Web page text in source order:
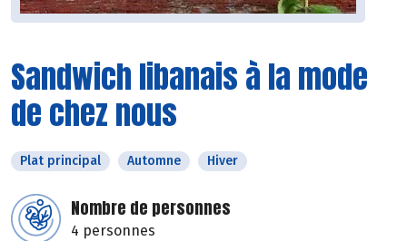
Sandwich libanais à la mode
de chez nous
Plat principal Automne Hiver
Nombre de personnes
4 personnes